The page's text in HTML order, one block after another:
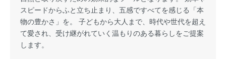
スピードからふと立ち止まり、五感ですべてを感じる「本
物の豊かさ」を。 子どもから大人まで、時代や世代を超え
て愛され、受け継がれていく温もりのある暮らしをご提案
します。